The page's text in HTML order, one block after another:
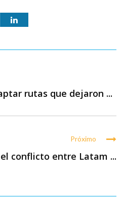
rutas que dejaron ...
Próximo
conflicto entre Latam ...